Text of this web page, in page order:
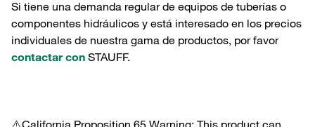
Si tiene una demanda regular de equipos de tuberías o
componentes hidráulicos y está interesado en los precios
individuales de nuestra gama de productos, por favor
contactar con STAUFF.
⚠️California Proposition 65 Warning: This product can